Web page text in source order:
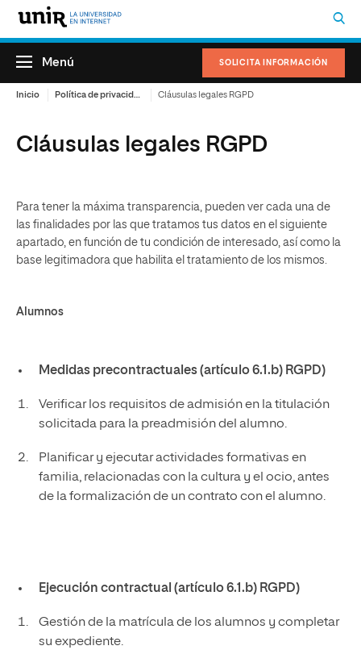
SOLICITA INFORMACIÓN
Menú
Inicio Cláusulas legales RGPD
Cláusulas legales RGPD
Para tener la máxima transparencia, pueden ver cada una de
las finalidades por las que tratamos tus datos en el siguiente
apartado, en función de tu condición de interesado, así como la
base legitimadora que habilita el tratamiento de los mismos.
Alumnos
Medidas precontractuales (artículo 6.1.b) RGPD)
Verificar los requisitos de admisión en la titulación
solicitada para la preadmisión del alumno.
Planificar y ejecutar actividades formativas en
familia, relacionadas con la cultura y el ocio, antes
de la formalización de un contrato con el alumno.
Ejecución contractual (artículo 6.1.b) RGPD)
Gestión de la matrícula de los alumnos y completar
su expediente.